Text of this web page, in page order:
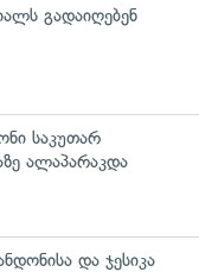
გადაიღებენ
საკუთარ
ალაპარაკდა
და ჯესიკა